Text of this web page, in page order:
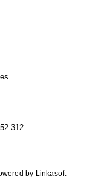
312
by Linkasoft